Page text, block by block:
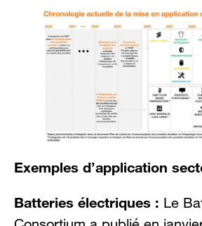
Exemples d’application
Batteries électriques : Le